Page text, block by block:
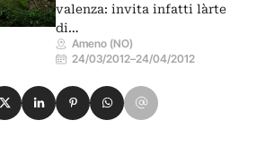
valenza: invita infatti l`arte
di…
Ameno (NO)
24/03/2012–24/04/2012
su Facebook
su X
Condividi su LinkedIn
Condividi su Pinterest
Condividi su WhatsApp
Condividi su Email